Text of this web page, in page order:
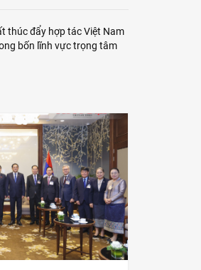
thúc đẩy hợp tác Việt Nam
bốn lĩnh vực trọng tâm